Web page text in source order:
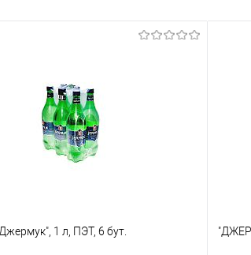
1 л, ПЭТ, 6 бут.